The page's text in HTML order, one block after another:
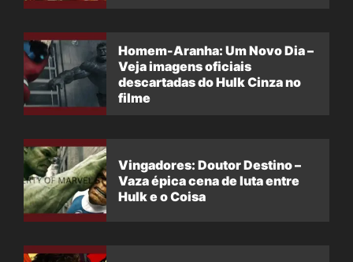
Homem-Aranha: Um Novo Dia –
Veja imagens oficiais
descartadas do Hulk Cinza no
filme
Vingadores: Doutor Destino –
Vaza épica cena de luta entre
Hulk e o Coisa